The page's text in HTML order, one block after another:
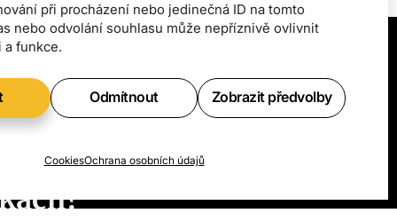
při procházení nebo jedinečná ID na tomto
nebo odvolání souhlasu může nepříznivě ovlivnit
a funkce.
Odmítnout Zobrazit předvolby
CookiesOchrana osobních údajů
vědět